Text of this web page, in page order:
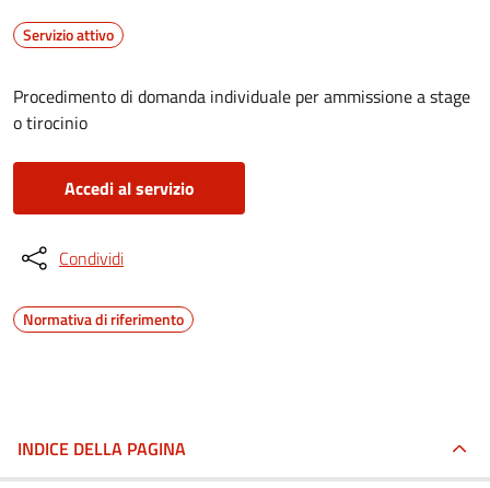
Servizio attivo
Procedimento di domanda individuale per ammissione a stage
o tirocinio
Accedi al servizio
Condividi
Normativa di riferimento
INDICE DELLA PAGINA